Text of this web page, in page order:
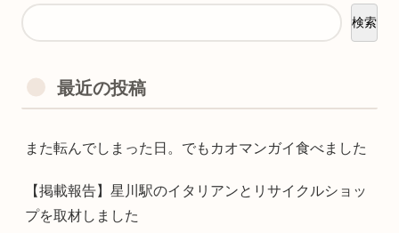
検索
最近の投稿
また転んでしまった日。でもカオマンガイ食べました
【掲載報告】星川駅のイタリアンとリサイクルショッ
プを取材しました